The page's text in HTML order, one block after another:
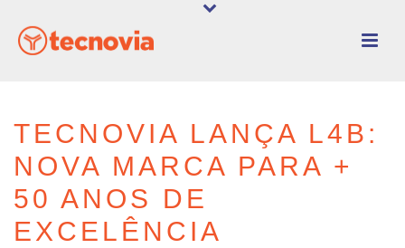
TECNOVIA LANÇA L4B:
NOVA MARCA PARA +
50 ANOS DE
EXCELÊNCIA